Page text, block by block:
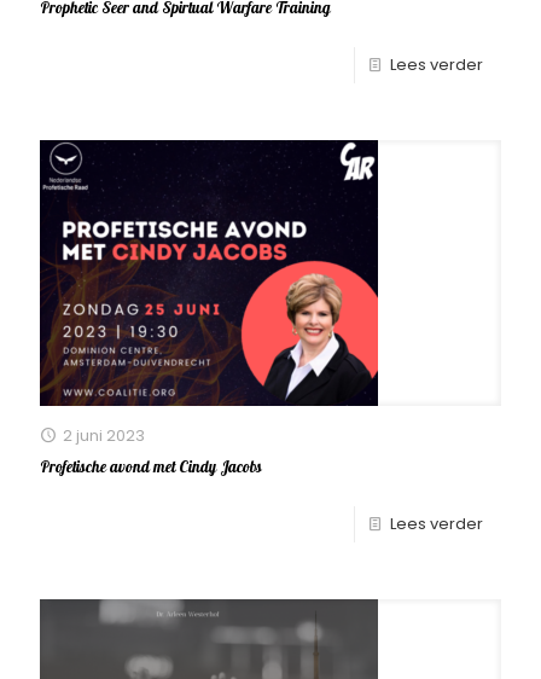
Prophetic Seer and Spirtual Warfare Training
Lees verder
2 juni 2023
Profetische avond met Cindy Jacobs
Lees verder